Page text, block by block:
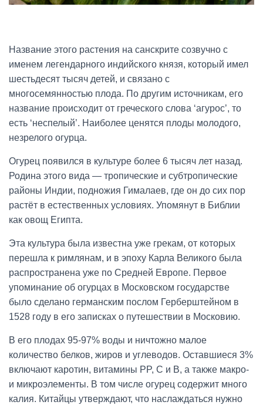
Название этого растения на санскрите созвучно с
именем легендарного индийского князя, который имел
шестьдесят тысяч детей, и связано с
многосемянностью плода. По другим источникам, его
название происходит от греческого слова ‘агурос’, то
есть ‘неспелый’. Наиболее ценятся плоды молодого,
незрелого огурца.
Огурец появился в культуре более 6 тысяч лет назад.
Родина этого вида — тропические и субтропические
районы Индии, подножия Гималаев, где он до сих пор
растёт в естественных условиях. Упомянут в Библии
как овощ Египта.
Эта культура была известна уже грекам, от которых
перешла к римлянам, и в эпоху Карла Великого была
распространена уже по Средней Европе. Первое
упоминание об огурцах в Московском государстве
было сделано германским послом Герберштейном в
1528 году в его записках о путешествии в Московию.
В его плодах 95-97% воды и ничтожно малое
количество белков, жиров и углеводов. Оставшиеся 3%
включают каротин, витамины PP, C и B, а также макро-
и микроэлементы. В том числе огурец содержит много
калия. Китайцы утверждают, что наслаждаться нужно